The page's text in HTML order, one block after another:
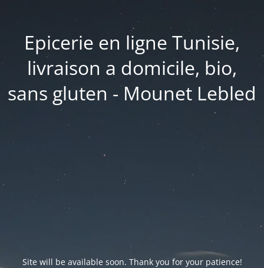
Epicerie en ligne Tunisie,
livraison a domicile, bio,
sans gluten - Mounet Lebled
Site will be available soon. Thank you for your patience!